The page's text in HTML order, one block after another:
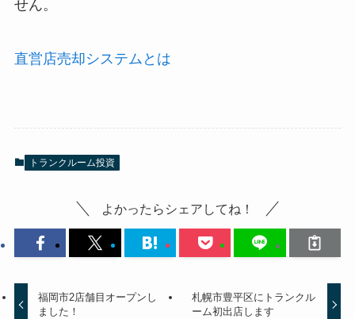
せん。
直営店売却システムとは
トランクルーム投資
よかったらシェアしてね！
福岡市2店舗目オープンし
ました！
札幌市豊平区にトランクル
ーム初出店します